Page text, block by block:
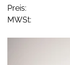
Preis:
MWSt: